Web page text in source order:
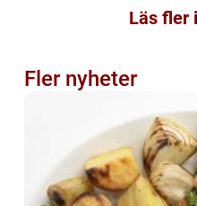
Läs fler
Fler nyheter